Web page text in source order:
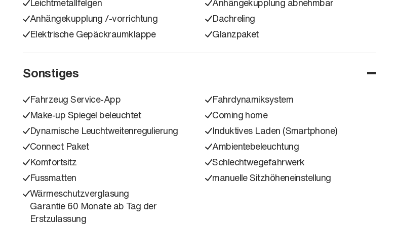
Anhängekupplung /-vorrichtung
Dachreling
Elektrische Gepäckraumklappe
Glanzpaket
Sonstiges
Fahrzeug Service-App
Fahrdynamiksystem
Make-up Spiegel beleuchtet
Coming home
Dynamische Leuchtweitenregulierung
Induktives Laden (Smartphone)
Connect Paket
Ambientebeleuchtung
Komfortsitz
Schlechtwegefahrwerk
Fussmatten
manuelle Sitzhöheneinstellung
Wärmeschutzverglasung
Garantie 60 Monate ab Tag der
Erstzulassung